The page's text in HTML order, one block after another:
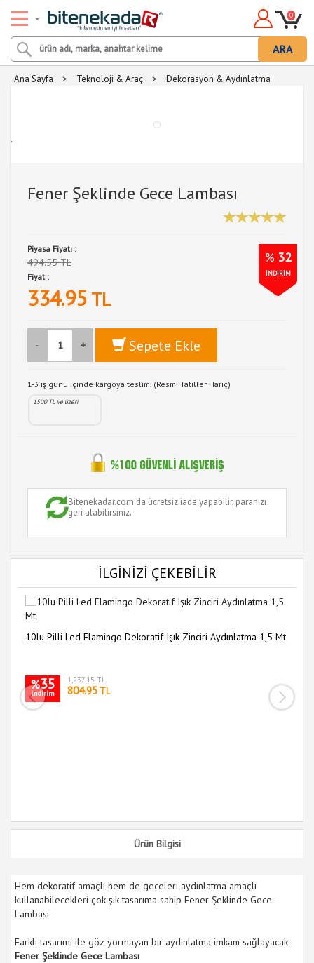
ARA
0
Ana Sayfa > Teknoloji & Araç > Dekorasyon & Aydınlatma
.
Fener Şeklinde Gece Lambası
Piyasa Fiyatı :
494.55 TL % 32
İNDİRİM
Fiyat :
334.95 TL
- + Sepete Ekle
1-3 iş günü içinde kargoya teslim. (Resmi Tatiller Hariç)
1500 TL ve üzeri
Bitenekadar.com'da ücretsiz iade yapabilir, paranızı
geri alabilirsiniz.
İLGİNİZİ ÇEKEBİLİR
10lu Pilli Led Flamingo Dekoratif Işık Zinciri Aydınlatma 1,5 Mt
%35
indirim
1,237.15 TL
804.95 TL
Ürün Bilgisi
Hem dekoratif amaçlı hem de geceleri aydınlatma amaçlı
kullanabilecekleri çok şık tasarıma sahip Fener Şeklinde Gece
Lambası
Farklı tasarımı ile göz yormayan bir aydınlatma imkanı sağlayacak
Fener Şeklinde Gece Lambası